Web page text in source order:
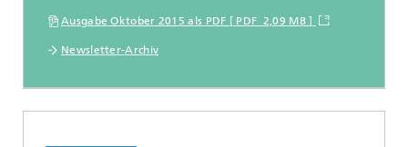
Ausgabe Oktober 2015 als PDF [ PDF 2,09 MB ]
Newsletter-Archiv